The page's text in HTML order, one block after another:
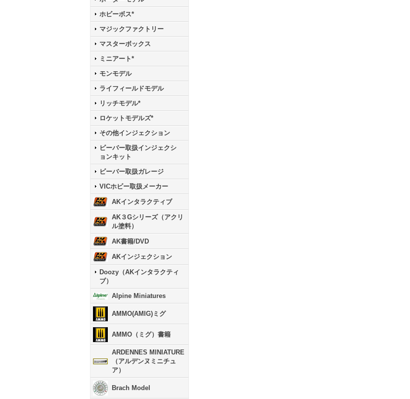
ホビーボス*
マジックファクトリー
マスターボックス
ミニアート*
モンモデル
ライフィールドモデル
リッチモデル*
ロケットモデルズ*
その他インジェクション
ビーバー取扱インジェクシ
ョンキット
ビーバー取扱ガレージ
VICホビー取扱メーカー
AKインタラクティブ
AK３Gシリーズ（アクリ
ル塗料）
AK書籍/DVD
AKインジェクション
Doozy（AKインタラクティ
ブ）
Alpine Miniatures
AMMO(AMIG)ミグ
AMMO（ミグ）書籍
ARDENNES MINIATURE
（アルデンヌミニチュ
ア）
Brach Model